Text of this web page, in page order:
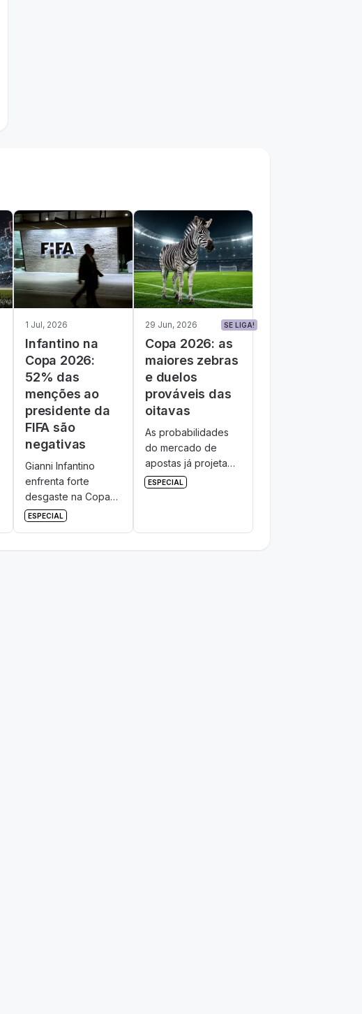
1 Jul, 2026
Infantino na
Copa 2026:
52% das
menções ao
presidente da
FIFA são
negativas
Gianni Infantino
enfrenta forte
desgaste na Copa
2026. Com 52% de
ESPECIAL
29 Jun, 2026 SE LIGA!
Copa 2026: as
maiores zebras
e duelos
prováveis das
oitavas
As probabilidades
do mercado de
apostas já projetam
quais seriam os
ESPECIAL